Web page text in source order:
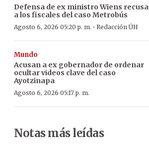
Defensa de ex ministro Wiens recusa
a los fiscales del caso Metrobús
Agosto 6, 2026 05:20 p. m. · Redacción ÚH
Mundo
Acusan a ex gobernador de ordenar
ocultar videos clave del caso
Ayotzinapa
Agosto 6, 2026 05:17 p. m.
Notas más leídas